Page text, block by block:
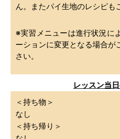
ん。またパイ生地のレシピも
※実習メニューは進行状況に
ーションに変更となる場合が
さい。
レッスン当
＜持ち物＞
なし
＜持ち帰り＞